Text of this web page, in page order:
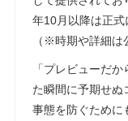
年10月以降は正式
（※時期や詳細は
「プレビューだ
た瞬間に予期せ
事態を防ぐために